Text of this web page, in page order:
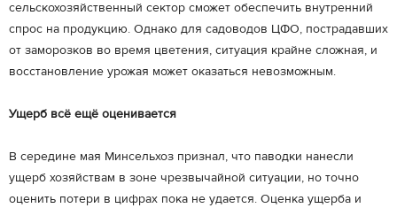
сельскохозяйственный сектор сможет обеспечить внутренний
спрос на продукцию. Однако для садоводов ЦФО, пострадавших
от заморозков во время цветения, ситуация крайне сложная, и
восстановление урожая может оказаться невозможным.
Ущерб всё ещё оценивается
В середине мая Минсельхоз признал, что паводки нанесли
ущерб хозяйствам в зоне чрезвычайной ситуации, но точно
оценить потери в цифрах пока не удается. Оценка ущерба и